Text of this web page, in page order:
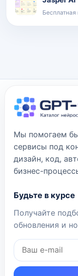
Мы помогаем
сервисы под
дизайн, код,
бизнес-
Будьте в курсе
Получайте
обновления и